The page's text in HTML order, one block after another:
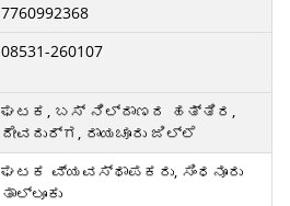
7760992368
08531-260107
ಘಟಕ, ಬಸ್ ನಿಲ್ದಾಣದ ಹತ್ತಿರ,
ದೇವದುರ್ಗ, ರಾಯಚೂರು ಜಿಲ್ಲೆ
ಘಟಕ ವ್ಯವಸ್ಥಾಪಕರು, ಸಿಂಧನೂರು
ತಾಲ್ಲೂಕು